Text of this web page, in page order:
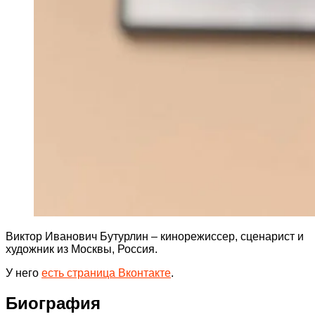
Виктор Иванович Бутурлин – кинорежиссер, сценарист и
художник из Москвы, Россия.
У него есть страница Вконтакте.
Биография